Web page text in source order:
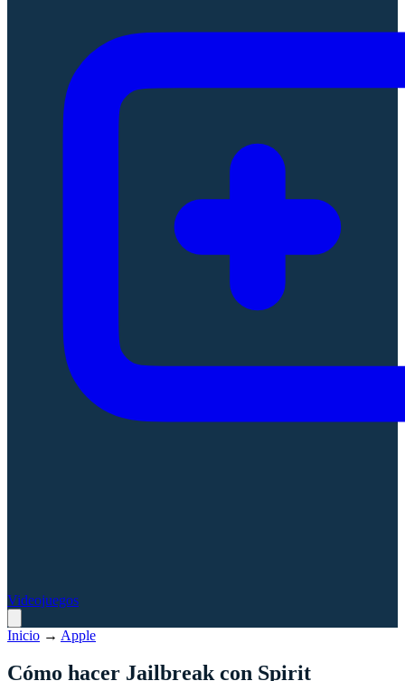
Videojuegos
Inicio → Apple
Cómo hacer Jailbreak con Spirit